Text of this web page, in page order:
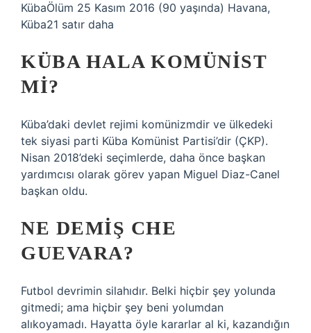
KübaÖlüm 25 Kasım 2016 (90 yaşında) Havana,
Küba21 satır daha
KÜBA HALA KOMÜNIST
MI?
Küba’daki devlet rejimi komünizmdir ve ülkedeki
tek siyasi parti Küba Komünist Partisi’dir (ÇKP).
Nisan 2018’deki seçimlerde, daha önce başkan
yardımcısı olarak görev yapan Miguel Diaz-Canel
başkan oldu.
NE DEMIŞ CHE
GUEVARA?
Futbol devrimin silahıdır. Belki hiçbir şey yolunda
gitmedi; ama hiçbir şey beni yolumdan
alıkoyamadı. Hayatta öyle kararlar al ki, kazandığın